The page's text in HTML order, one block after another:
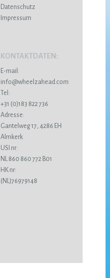
Datenschutz
Impressum
KONTAKTDATEN:
E-mail:
info@wheelzahead.com
Tel:
+31 (0)183 822 736
Adresse:
Gantelweg 17, 4286 EH
Almkerk
USI nr:
NL 860 860 772 B01
HK nr:
(NL)76979148